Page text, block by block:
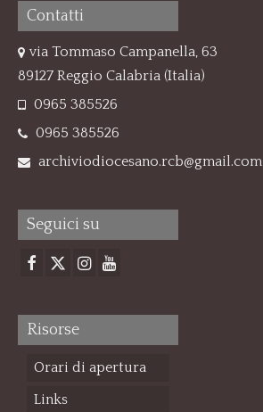
Contatti
via Tommaso Campanella, 63
89127 Reggio Calabria (Italia)
0965 385526
0965 385526
archiviodiocesano.rcb@gmail.com
Seguici su
Risorse
Orari di apertura
Links